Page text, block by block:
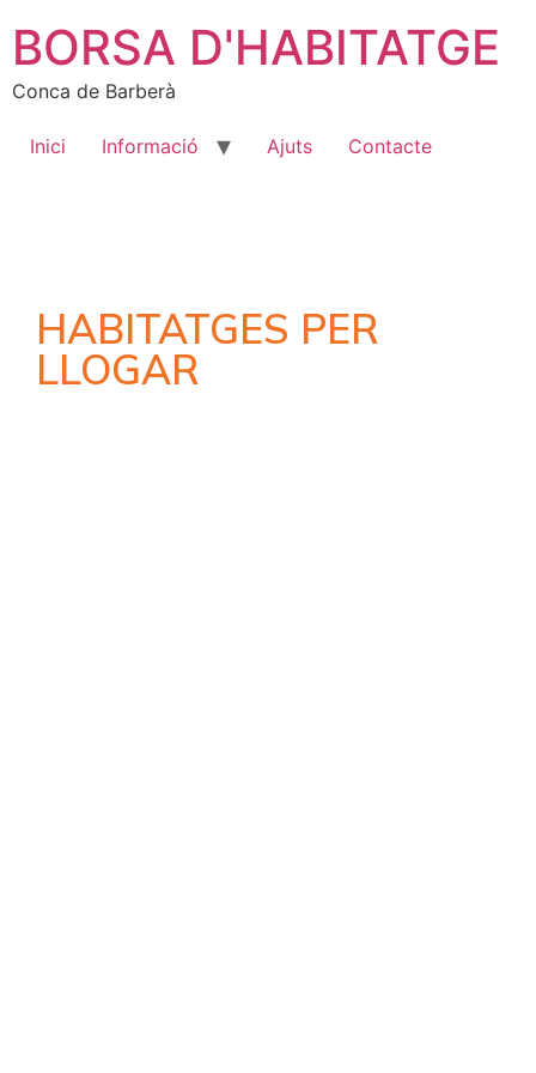
BORSA D'HABITATGE
Conca de Barberà
Inici Informació Ajuts Contacte
HABITATGES PER
LLOGAR